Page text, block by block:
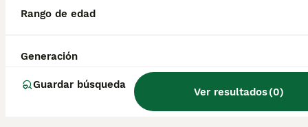
Rango de edad
Generación
Guardar búsqueda
Ver resultados(0)
de Hamiltonstovare?
¿Cuál es la mejor raza de
sabueso?